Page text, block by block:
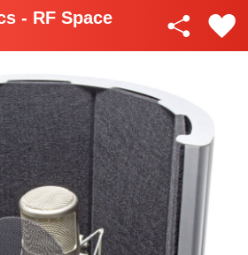
- RF Space